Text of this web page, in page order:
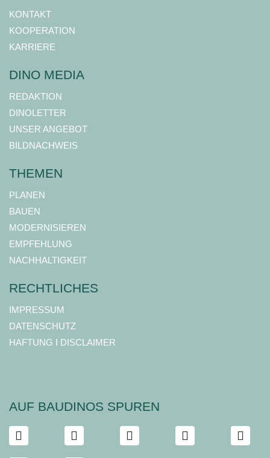
KONTAKT
KOOPERATION
KARRIERE
DINO MEDIA
REDAKTION
DINOLETTER
UNSER ANGEBOT
BILDNACHWEIS
THEMEN
PLANEN
BAUEN
MODERNISIEREN
EMPFEHLUNG
NACHHALTIGKEIT
RECHTLICHES
IMPRESSUM
DATENSCHUTZ
HAFTUNG I DISCLAIMER
AUF BAUDINOS SPUREN